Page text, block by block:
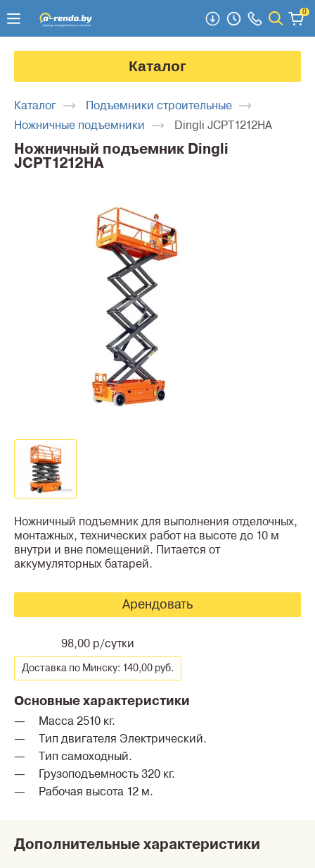
0
Каталог
Каталог
Подъемники строительные
Ножничные подъемники
Dingli JCPT1212HA
Ножничный подъемник Dingli
JCPT1212HA
Ножничный подъемник для выполнения отделочных,
монтажных, технических работ на высоте до 10 м
внутри и вне помещений. Питается от
аккумуляторных батарей.
Арендовать
98,00 р/сутки
Доставка по Минску: 140,00 руб.
Основные характеристики
Масса 2510 кг.
Тип двигателя Электрический.
Тип самоходный.
Грузоподъемность 320 кг.
Рабочая высота 12 м.
Дополнительные характеристики